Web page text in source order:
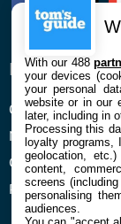
ENTREPRISE
Qui sommes nous
Mentions légales
Confidentialité et
Préférences
With our 488
your devices
your personal
website or in our
later, including in
Processing this
loyalty programs,
geolocation,
content,
screens
personalising
audiences.
You can "accept